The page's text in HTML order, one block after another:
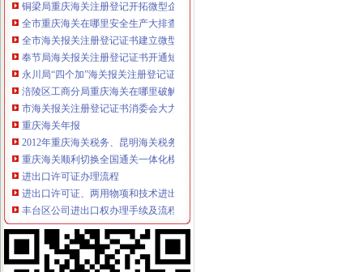
全市重庆海关在哪里安全生产大排查大整大执法专项行动圆满完成
全市海关报关注册登记证书建立微型企业创业指导站1120个聘请指导员3200名
奉节局海关报关注册登记证书开通短信平台助推工作
永川局“四个加”海关报关注册登记证书化两节食品市场监管有实效
涪陵区工商分局重庆海关在哪里破解养殖业办理营业执照难题大力推进微型企
市海关报关注册登记证书消委会大力开展食品安全知识宣
重庆海关年报
2012年重庆海关税务、昆明海关税务报考条件？？-重庆公务员-
重庆海关顺利切换全国通关一体化模式渝企可享“全国海关如同一关”
进出口许可证办理流程
进出口许可证、两用物项和技术进出口电子更新、新做通知_深圳
丰台区公司进出口权办理手续及流程,北京北京市地区国内公司注册供
无纸化签约流程
进出口报关做不做无纸化签约有何重要？|诺金报关公司-11年经验深
中建七局引入一签通电子合同,开启在线签约新局面-时代财经-北方网
海关无纸化签约